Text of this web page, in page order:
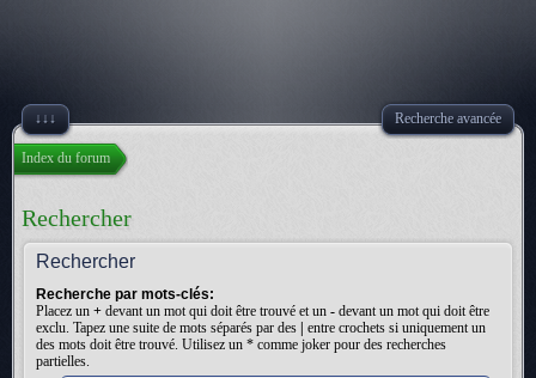
↓↓↓ Recherche avancée
Index du forum
Rechercher
Rechercher
Recherche par mots-clés:
Placez un + devant un mot qui doit être trouvé et un - devant un mot qui doit être
exclu. Tapez une suite de mots séparés par des
entre crochets si uniquement un
des mots doit être trouvé. Utilisez un * comme joker pour des recherches
partielles.